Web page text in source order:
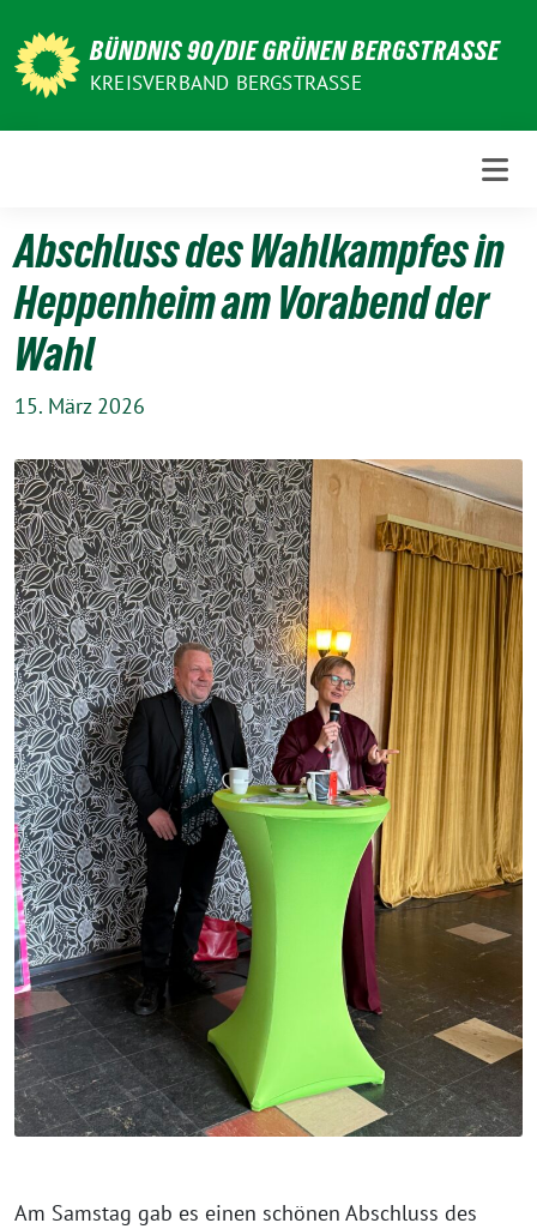
zum
Inhalt
BÜNDNIS 90/DIE GRÜNEN BERGSTRASSE
KREISVERBAND BERGSTRASSE
Abschluss des Wahlkampfes in
Heppenheim am Vorabend der
Wahl
15. März 2026
Am Samstag gab es einen schönen Abschluss des